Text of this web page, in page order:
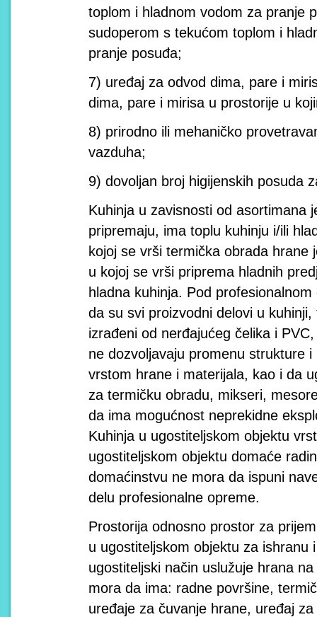
toplom i hladnom vodom za pranje
sudoperom s tekućom toplom i
pranje posuđa;
7) uređaj za odvod dima, pare i
dima, pare i mirisa u prostorije u
8) prirodno ili mehaničko
vazduha;
9) dovoljan broj higijenskih posuda
Kuhinja u zavisnosti od asortimana
pripremaju, ima toplu kuhinju i/ili
kojoj se vrši termička obrada hrane
u kojoj se vrši priprema hladnih
hladna kuhinja. Pod
da su svi proizvodni delovi u
izrađeni od nerđajućeg čelika i
ne dozvoljavaju promenu strukture
vrstom hrane i materijala, kao i da
za termičku obradu, mikseri,
da ima mogućnost neprekidne
Kuhinja u ugostiteljskom objektu
ugostiteljskom objektu domaće
domaćinstvu ne mora da ispuni
delu profesionalne opreme.
Prostorija odnosno prostor za
u ugostiteljskom objektu za ishranu
ugostiteljski način uslužuje hrana
mora da ima: radne površine,
uređaje za čuvanje hrane, uređaj